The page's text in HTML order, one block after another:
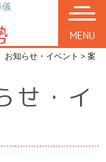
儀
MENU
お知らせ・イベント >案
せ・イ